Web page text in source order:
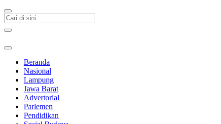
Beranda
Nasional
Lampung
Jawa Barat
Advertorial
Parlemen
Pendidikan